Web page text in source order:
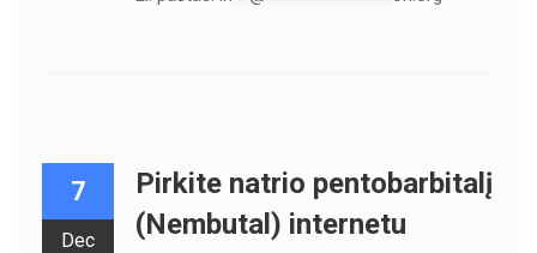
7
Dec
Pirkite natrio pentobarbitalį
(Nembutal) internetu